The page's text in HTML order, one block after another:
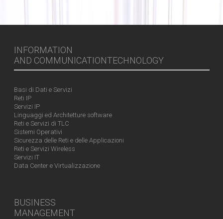
INFORMATION
AND COMMUNICATIONTECHNOLOGY
Basi di Dati e Servizi
Reti IP
Servizi IP
Linguaggi ed Architetture software
Reti e Servizi di TLC
Sistemi Operativi
Sicurezza delle Reti e delle Applicazioni
Reti e Servizi Wireless
Servizi IT
Data Center e Virtualizzazione
BUSINESS
MANAGEMENT